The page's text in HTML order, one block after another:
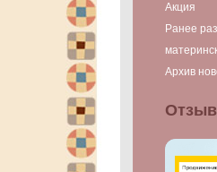
Акция
Ранее
Архив